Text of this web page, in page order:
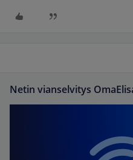
Netin vianselvitys